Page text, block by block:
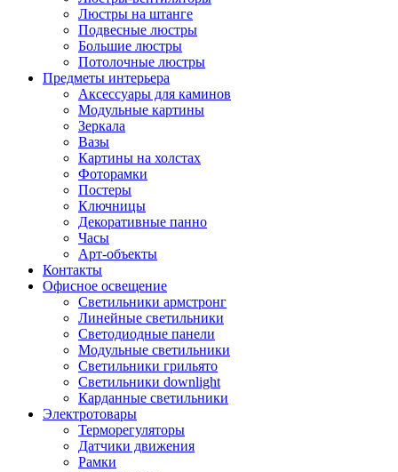
Люстры на штанге
Подвесные люстры
Большие люстры
Потолочные люстры
Предметы интерьера
Аксессуары для каминов
Модульные картины
Зеркала
Вазы
Картины на холстах
Фоторамки
Постеры
Ключницы
Декоративные панно
Часы
Арт-объекты
Контакты
Офисное освещение
Светильники армстронг
Линейные светильники
Светодиодные панели
Модульные светильники
Светильники грильято
Светильники downlight
Карданные светильники
Электротовары
Терморегуляторы
Датчики движения
Рамки